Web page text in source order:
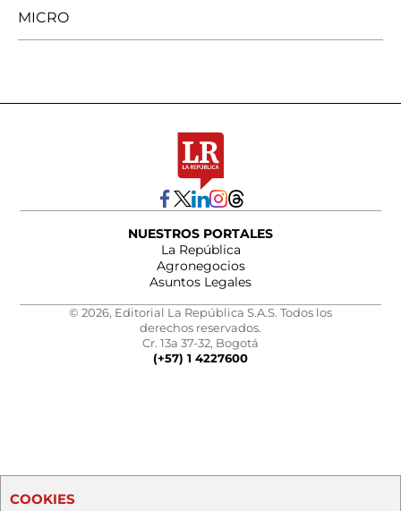
MICRO
NUESTROS PORTALES
La República
Agronegocios
Asuntos Legales
© 2026, Editorial La República S.A.S. Todos los
derechos reservados.
Cr. 13a 37-32, Bogotá
(+57) 1 4227600
COOKIES